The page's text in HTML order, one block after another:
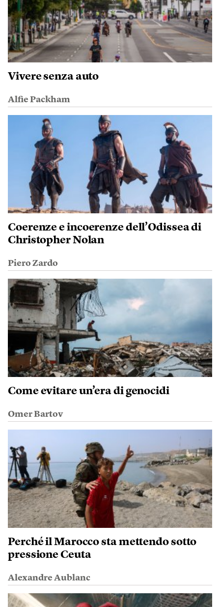
Vivere senza auto
Alfie Packham
Coerenze e incoerenze dell’Odissea di
Christopher Nolan
Piero Zardo
Come evitare un’era di genocidi
Omer Bartov
Perché il Marocco sta mettendo sotto
pressione Ceuta
Alexandre Aublanc